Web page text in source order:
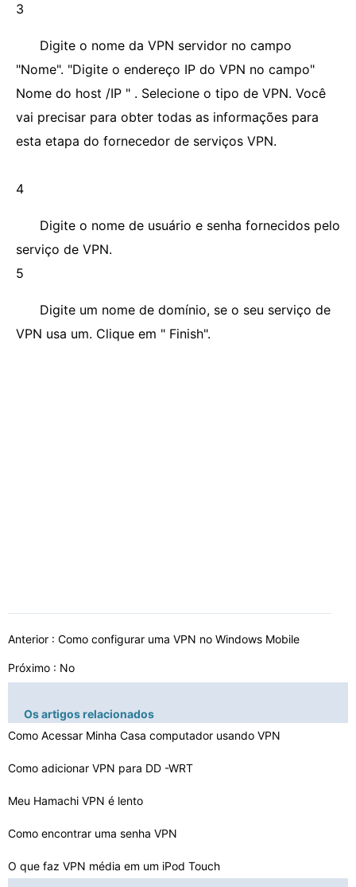
3
Digite o nome da VPN servidor no campo
"Nome". "Digite o endereço IP do VPN no campo"
Nome do host /IP " . Selecione o tipo de VPN. Você
vai precisar para obter todas as informações para
esta etapa do fornecedor de serviços VPN.
4
Digite o nome de usuário e senha fornecidos pelo
serviço de VPN.
5
Digite um nome de domínio, se o seu serviço de
VPN usa um. Clique em " Finish".
Anterior : Como configurar uma VPN no Windows Mobile
Próximo : No
Os artigos relacionados
Como Acessar Minha Casa computador usando VPN
Como adicionar VPN para DD -WRT
Meu Hamachi VPN é lento
Como encontrar uma senha VPN
O que faz VPN média em um iPod Touch